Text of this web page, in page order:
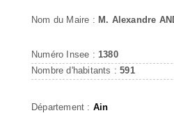
Nom du Maire : M. Alexandre
Numéro Insee : 1380
Nombre d'habitants :591
Département : Ain